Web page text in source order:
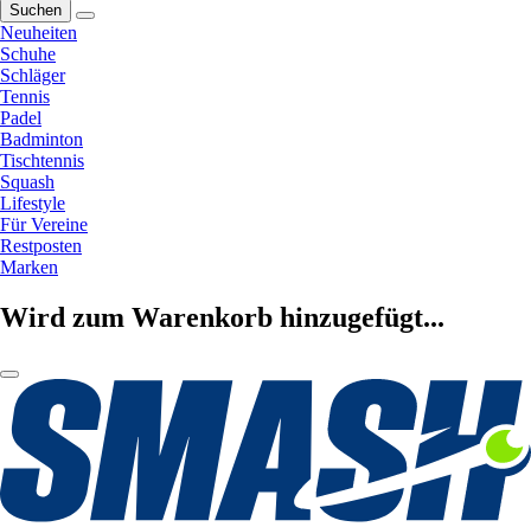
Suchen
Neuheiten
Schuhe
Schläger
Tennis
Padel
Badminton
Tischtennis
Squash
Lifestyle
Für Vereine
Restposten
Marken
Wird zum Warenkorb hinzugefügt...